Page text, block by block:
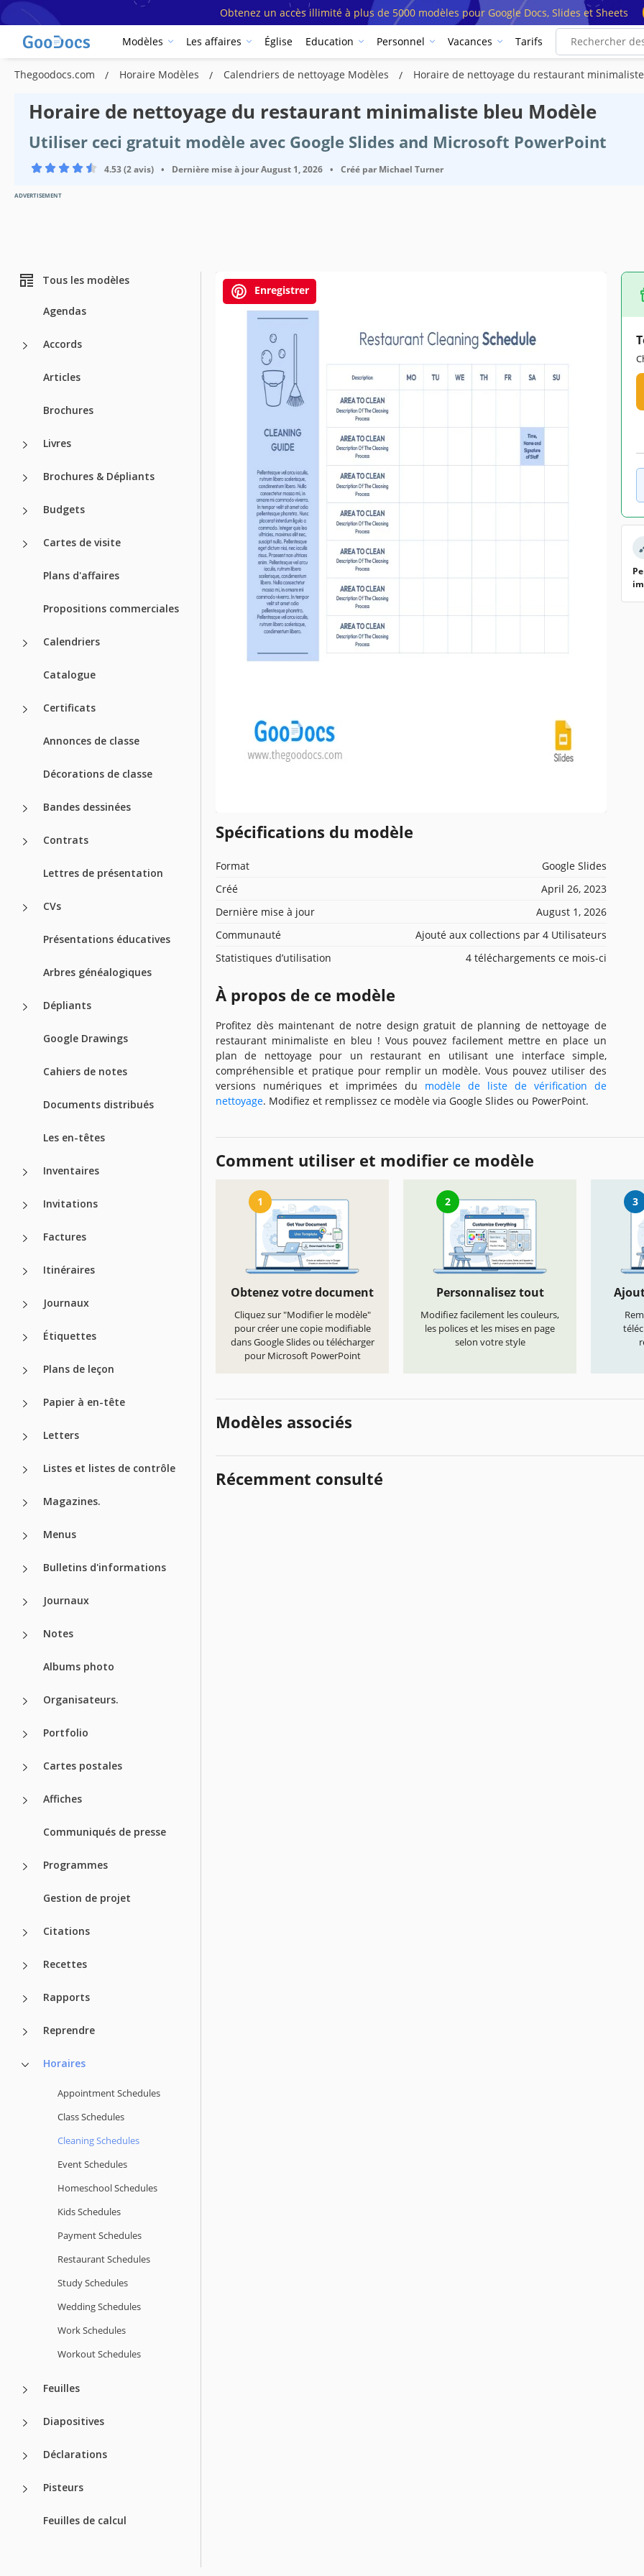
Obtenez un accès illimité à plus de 5000 modèles pour Google Docs, Slides et Sheets
Modèles Les affaires Église Education Personnel Vacances Tarifs
Thegoodocs.com Horaire Modèles Calendriers de nettoyage Modèles Horaire de nettoyage du restaurant
Horaire de nettoyage du restaurant minimaliste bleu Modèle
Utiliser ceci gratuit modèle avec Google Slides and Microsoft PowerPoint
4.53 (2 avis) • Dernière mise à jourAugust 1, 2026 • Créé par Michael Turner
ADVERTISEMENT
Tous les modèles
Agendas
Accords
Articles
Brochures
Livres
Brochures & Dépliants
Budgets
Cartes de visite
Plans d'affaires
Propositions commerciales
Calendriers
Catalogue
Certificats
Annonces de classe
Décorations de classe
Bandes dessinées
Contrats
Lettres de présentation
CVs
Présentations éducatives
Arbres généalogiques
Dépliants
Google Drawings
Cahiers de notes
Documents distribués
Les en-têtes
Inventaires
Invitations
Factures
Itinéraires
Journaux
Étiquettes
Plans de leçon
Papier à en-tête
Letters
Listes et listes de contrôle
Magazines.
Menus
Bulletins d'informations
Journaux
Notes
Albums photo
Organisateurs.
Portfolio
Cartes postales
Affiches
Communiqués de presse
Programmes
Gestion de projet
Citations
Recettes
Rapports
Reprendre
Horaires
Appointment Schedules
Class Schedules
Cleaning Schedules
Event Schedules
Homeschool Schedules
Kids Schedules
Payment Schedules
Restaurant Schedules
Study Schedules
Wedding Schedules
Work Schedules
Workout Schedules
Feuilles
Diapositives
Déclarations
Pisteurs
Feuilles de calcul
Enregistrer
Spécifications du modèle
Format
Google Slides
Créé
April 26, 2023
Dernière mise à jour
August 1, 2026
Communauté
Ajouté aux collections par 4 Utilisateurs
Statistiques d’utilisation
4 téléchargements ce mois-ci
À propos de ce modèle
Profitez dès maintenant de notre design gratuit de planning de nettoyage de
restaurant minimaliste en bleu ! Vous pouvez facilement mettre en place un
plan de nettoyage pour un restaurant en utilisant une interface simple,
compréhensible et pratique pour remplir un modèle. Vous pouvez utiliser des
versions numériques et imprimées du modèle de liste de vérification de
nettoyage. Modifiez et remplissez ce modèle via Google Slides ou PowerPoint.
Comment utiliser et modifier ce modèle
1
Obtenez votre document
Cliquez sur "Modifier le modèle"
pour créer une copie modifiable
dans Google Slides ou télécharger
pour Microsoft PowerPoint
2
Personnalisez tout
Modifiez facilement les couleurs,
les polices et les mises en page
selon votre style
3
Modèles associés
Récemment consulté